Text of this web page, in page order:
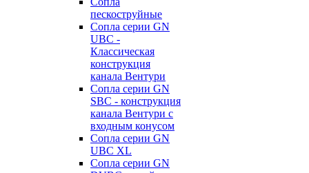
пескоструйные
Сопла серии GN
UBC -
Классическая
конструкция
канала Вентури
Сопла серии GN
SBC - конструкция
канала Вентури c
входным конусом
Сопла серии GN
UBC XL
Сопла серии GN